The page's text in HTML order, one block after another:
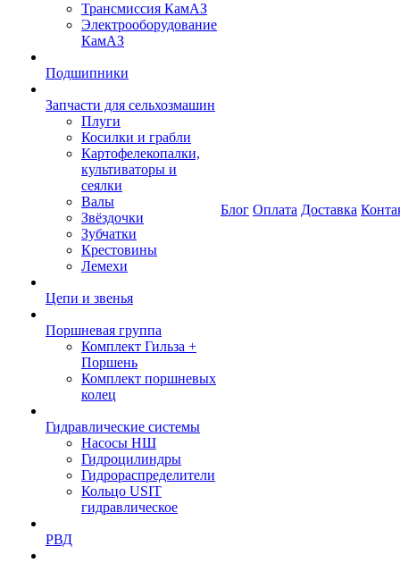
Трансмиссия КамАЗ
Электрооборудование
КамАЗ
Подшипники
Запчасти для сельхозмашин
Плуги
Косилки и грабли
Картофелекопалки,
культиваторы и
сеялки
Валы
Звёздочки
Зубчатки
Крестовины
Лемехи
Цепи и звенья
Поршневая группа
Комплект Гильза +
Поршень
Комплект поршневых
колец
Гидравлические системы
Насосы НШ
Гидроцилиндры
Гидрораспределители
Кольцо USIT
гидравлическое
РВД
Блог Оплата Доставка